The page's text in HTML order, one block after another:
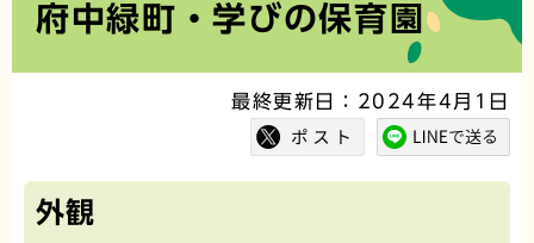
す
か
府中緑町・学びの保育園
最終更新日：2024年4月1日
外観